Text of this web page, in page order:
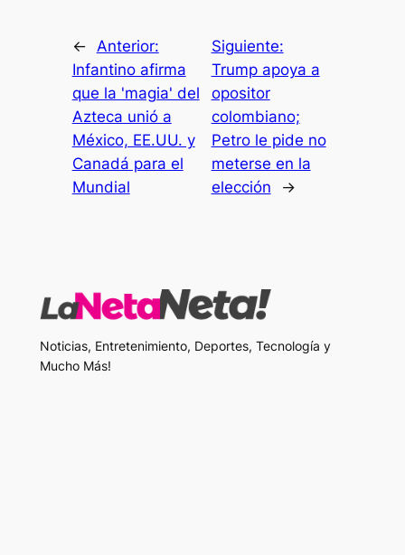
← Anterior:
Infantino afirma
que la 'magia' del
Azteca unió a
México, EE.UU. y
Canadá para el
Mundial
Siguiente:
Trump apoya a
opositor
colombiano;
Petro le pide no
meterse en la
elección
→
Noticias, Entretenimiento, Deportes, Tecnología y
Mucho Más!